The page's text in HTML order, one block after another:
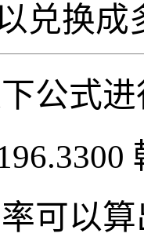
兑换成
公式
可以